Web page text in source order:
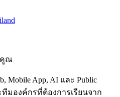
คูณ
Mobile App, AI และ Public
ทีมองค์กรที่ต้องการเรียนจาก